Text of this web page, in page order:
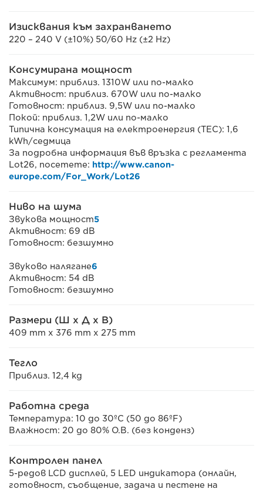
Изисквания към захранването
220 – 240 V (±10%) 50/60 Hz (±2 Hz)
Консумирана мощност
Максимум: приблиз. 1310W или по-малко
Активност: приблиз. 670W или по-малко
Готовност: приблиз. 9,5W или по-малко
Покой: приблиз. 1,2W или по-малко
Типична консумация на електроенергия (TEC): 1,6
kWh/седмица
За подробна информация във връзка с регламента
Lot26, посетете: http://www.canon-
europe.com/For_Work/Lot26
Ниво на шума
Звукова мощност5
Активност: 69 dB
Готовност: безшумно
Звуково налягане6
Активност: 54 dB
Готовност: безшумно
Размери (Ш x Д x В)
409 mm x 376 mm x 275 mm
Тегло
Приблиз. 12,4 kg
Работна среда
Температура: 10 до 30ºC (50 до 86ºF)
Влажност: 20 до 80% О.В. (без конденз)
Контролен панел
5-редов LCD дисплей, 5 LED индикатора (онлайн,
готовност, съобщение, задача и пестене на